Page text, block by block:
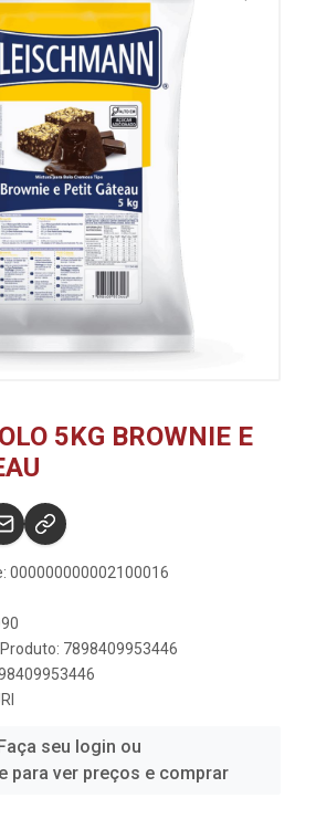
5KG BROWNIE E
000000000002100016
7898409953446
seu login ou
para ver preços e comprar